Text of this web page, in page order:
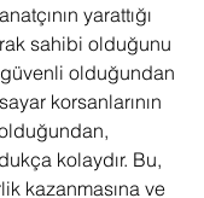
yarattığı
sahibi olduğunu
olduğundan
korsanlarının
kolaydır. Bu,
kazanmasına ve